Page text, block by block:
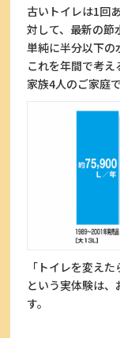
古いトイレは1回
対して、最新の節
単純に半分以下の
これを年間で考え
家族4人のご家庭で
「トイレを変え
という実体験は
す。